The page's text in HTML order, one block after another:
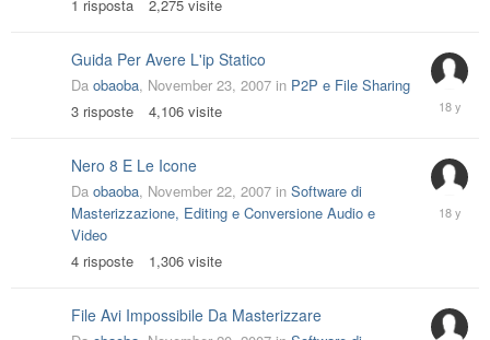
1 risposta 2,275 visite
Guida Per Avere L'ip Statico
Da obaoba, November 23, 2007 in P2P e File Sharing
3 risposte 4,106 visite
24,
Nero 8 E Le Icone
Da obaoba, November 22, 2007 in Software di
Masterizzazione, Editing e Conversione Audio e
Video
4 risposte 1,306 visite
22,
File Avi Impossibile Da Masterizzare